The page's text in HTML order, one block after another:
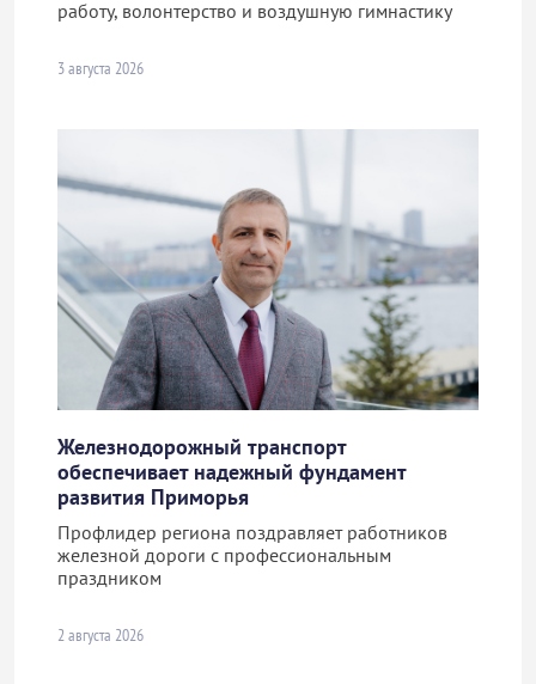
работу, волонтерство и воздушную гимнастику
3 августа 2026
Железнодорожный транспорт
обеспечивает надежный фундамент
развития Приморья
Профлидер региона поздравляет работников
железной дороги с профессиональным
праздником
2 августа 2026